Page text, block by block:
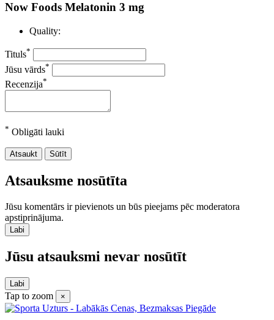
Now Foods Melatonin 3 mg
Quality:
Tituls*
Jūsu vārds*
Recenzija*
* Obligāti lauki
Atsaukt Sūtīt
Atsauksme nosūtīta
Jūsu komentārs ir pievienots un būs pieejams pēc moderatora
apstiprinājuma.
Labi
Jūsu atsauksmi nevar nosūtīt
Labi
Tap to zoom ×